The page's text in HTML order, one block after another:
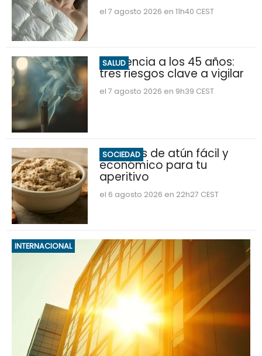
el 7 agosto 2026 en 11h40 CEST
SALUD
Demencia a los 45 años:
tres riesgos clave a vigilar
el 7 agosto 2026 en 9h39 CEST
SOCIEDAD
Hummus de atún fácil y
económico para tu
aperitivo
el 6 agosto 2026 en 22h27 CEST
INTERNACIONAL